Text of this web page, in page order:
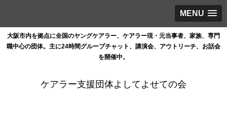
MENU
大阪市内を拠点に全国のヤングケアラー、ケアラー現・元当事者、家族、専門
職中心の団体。主に24時間グループチャット、講演会、アウトリーチ、お話会
を開催中。
ケアラー支援団体よしてよせての会